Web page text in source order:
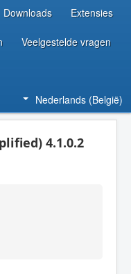
Downloads Extensies
Veelgestelde vragen
Nederlands (België)
4.1.0.2